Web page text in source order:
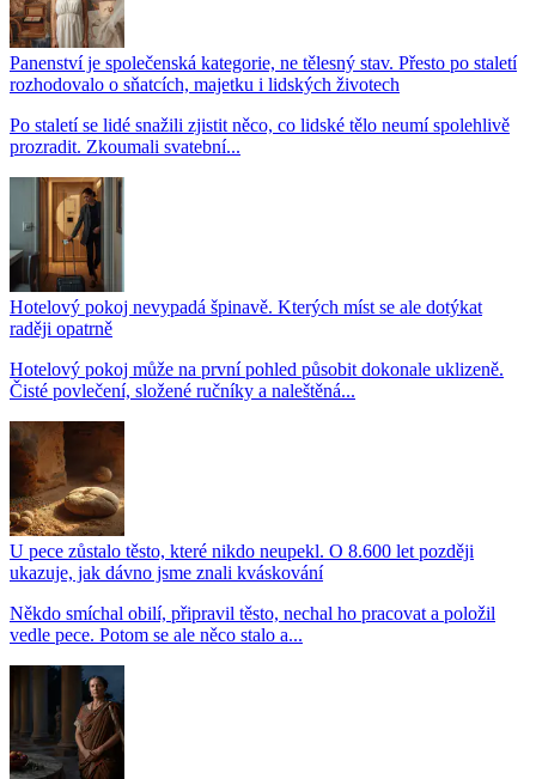
Panenství je společenská kategorie, ne tělesný stav. Přesto po staletí
rozhodovalo o sňatcích, majetku i lidských životech
Po staletí se lidé snažili zjistit něco, co lidské tělo neumí spolehlivě
prozradit. Zkoumali svatební...
Hotelový pokoj nevypadá špinavě. Kterých míst se ale dotýkat
raději opatrně
Hotelový pokoj může na první pohled působit dokonale uklizeně.
Čisté povlečení, složené ručníky a naleštěná...
U pece zůstalo těsto, které nikdo neupekl. O 8.600 let později
ukazuje, jak dávno jsme znali kváskování
Někdo smíchal obilí, připravil těsto, nechal ho pracovat a položil
vedle pece. Potom se ale něco stalo a...